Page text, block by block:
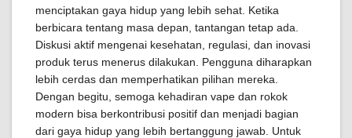
menciptakan gaya hidup yang lebih sehat. Ketika
berbicara tentang masa depan, tantangan tetap ada.
Diskusi aktif mengenai kesehatan, regulasi, dan inovasi
produk terus menerus dilakukan. Pengguna diharapkan
lebih cerdas dan memperhatikan pilihan mereka.
Dengan begitu, semoga kehadiran vape dan rokok
modern bisa berkontribusi positif dan menjadi bagian
dari gaya hidup yang lebih bertanggung jawab. Untuk